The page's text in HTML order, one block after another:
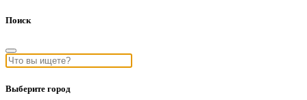
Поиск
Выберите город